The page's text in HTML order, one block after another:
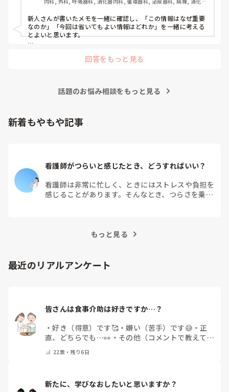
新人さんが書いたメモを一緒に確認し、「この情報はなぜ重要
なのか」「今回は省いてもよい情報はどれか」を一緒に考える
とよいと思います。
的に照らして振り返ることで、重要度を判断する力が少しずつ
回答をもっと見る
話題のお悩み相談をもっと見る
新着もやもや記事
看護師がつらいと感じたとき、どうすればいい？
看護師は非常に忙しく、ときにはストレスや負担を
感じることがあります。そんなとき、つらさを乗り
もっと見る
最近のリアルアンケート
皆さんは食事介助は好きですか…？
・好き（得意）です🥰・嫌い（苦手）です😅 ・ 正
直、どちらでも…👀 ・ その他（コメントで教えてく
22票・ 残り6日
新たに、学びなおしたいと思いますか？